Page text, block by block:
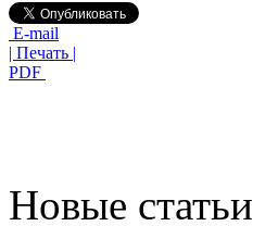
E-mail
| Печать |
PDF
Новые статьи